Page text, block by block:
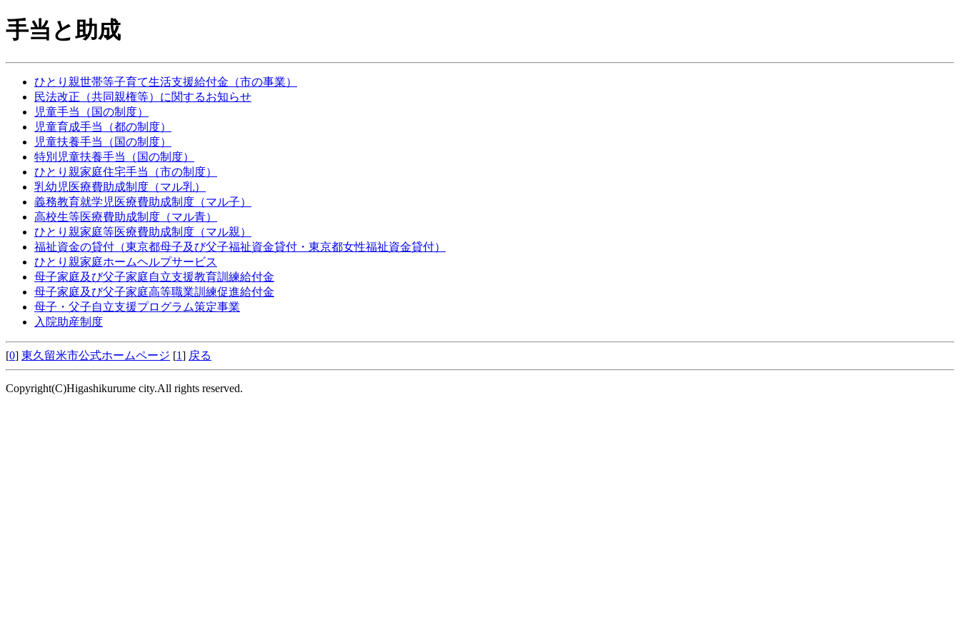
手当と助成
ひとり親世帯等子育て生活支援給付金（市の事業）
民法改正（共同親権等）に関するお知らせ
児童手当（国の制度）
児童育成手当（都の制度）
児童扶養手当（国の制度）
特別児童扶養手当（国の制度）
ひとり親家庭住宅手当（市の制度）
乳幼児医療費助成制度（マル乳）
義務教育就学児医療費助成制度（マル子）
高校生等医療費助成制度（マル青）
ひとり親家庭等医療費助成制度（マル親）
福祉資金の貸付（東京都母子及び父子福祉資金貸付・東京都女性福祉資金貸付）
ひとり親家庭ホームヘルプサービス
母子家庭及び父子家庭自立支援教育訓練給付金
母子家庭及び父子家庭高等職業訓練促進給付金
母子・父子自立支援プログラム策定事業
入院助産制度
[0] 東久留米市公式ホームページ [1] 戻る
Copyright(C)Higashikurume city.All rights reserved.